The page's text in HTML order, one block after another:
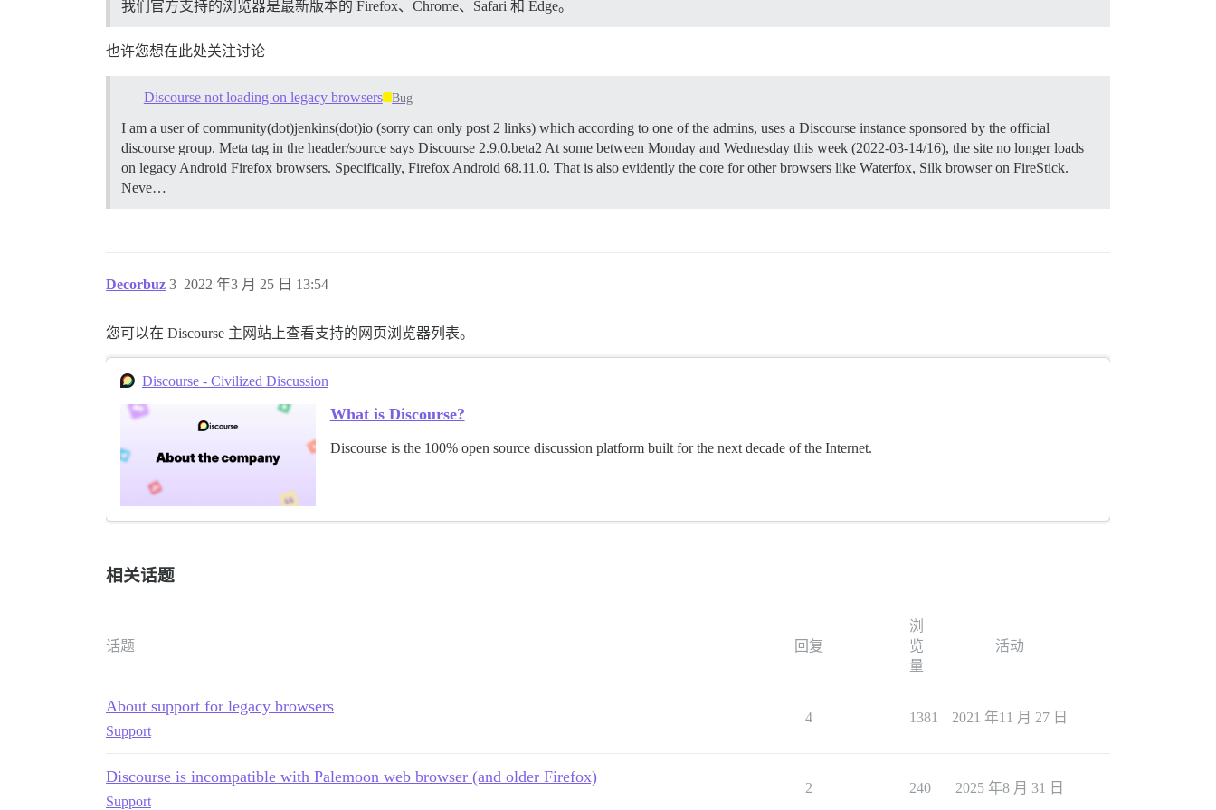
我们官方支持的浏览器是最新版本的 Firefox、Chrome、Safari 和 Edge。
也许您想在此处关注讨论
Discourse not loading on legacy browsers Bug
I am a user of community(dot)jenkins(dot)io (sorry can only post 2 links) which according to one of the admins, uses a Discourse instance sponsored by the official
discourse group. Meta tag in the header/source says Discourse 2.9.0.beta2 At some between Monday and Wednesday this week (2022-03-14/16), the site no longer loads
on legacy Android Firefox browsers. Specifically, Firefox Android 68.11.0. That is also evidently the core for other browsers like Waterfox, Silk browser on FireStick.
Neve…
Decorbuz 2022 年3 月 25 日 13:54
3
您可以在 Discourse 主网站上查看支持的网页浏览器列表。
Discourse - Civilized Discussion
What is Discourse?
Discourse is the 100% open source discussion platform built for the next decade of the Internet.
相关话题
话题 回复
浏
览
量
活动
About support for legacy browsers
Support
4 1381 2021 年11 月 27 日
Discourse is incompatible with Palemoon web browser (and older Firefox)
Support
2 240 2025 年8 月 31 日